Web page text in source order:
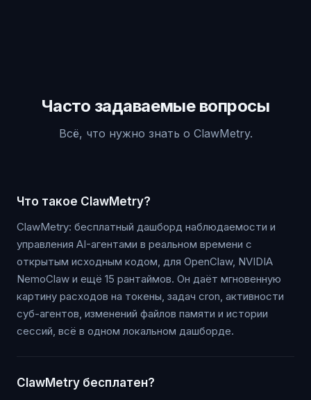
Часто задаваемые вопросы
Всё, что нужно знать о ClawMetry.
Что такое ClawMetry?
ClawMetry: бесплатный дашборд наблюдаемости и
управления AI-агентами в реальном времени с
открытым исходным кодом, для OpenClaw, NVIDIA
NemoClaw и ещё 15 рантаймов. Он даёт мгновенную
картину расходов на токены, задач cron, активности
суб-агентов, изменений файлов памяти и истории
сессий, всё в одном локальном дашборде.
ClawMetry бесплатен?